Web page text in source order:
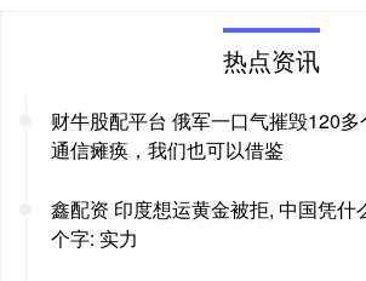
热点资讯
财牛股配平台 俄军一口气摧毁120
通信瘫痪，我们也可以借鉴
鑫配资 印度想运黄金被拒, 中国凭什
个字: 实力